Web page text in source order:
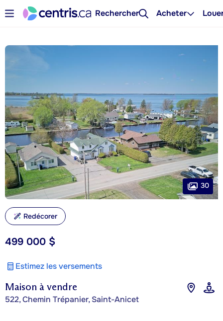
Rechercher Acheter
Maison à vendre
522, Chemin Trépanier, Saint-Anicet
499 000 $
Estimez les versements
30
Redécorer